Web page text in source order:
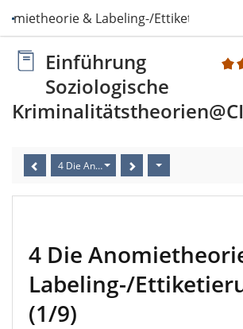
& Labeling-/
Einführung
Soziologische
4 Die Anomietheorie & Labeling-/
4 Die
Labeling-/
(1/9)